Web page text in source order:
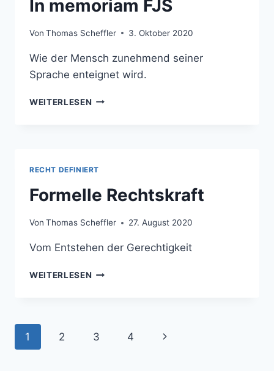
In memoriam FJS
Von Thomas Scheffler 3. Oktober 2020
Wie der Mensch zunehmend seiner
Sprache enteignet wird.
WEITERLESEN IN
RECHT DEFINIERT
Formelle Rechtskraft
Von Thomas Scheffler 27. August 2020
Vom Entstehen der Gerechtigkeit
WEITERLESEN FORMELLE
Seitennavigation
1 2 3 4
Nächste